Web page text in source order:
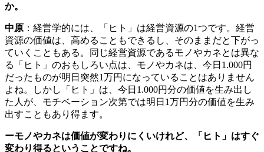
か。
中原 ：経営学的には、「ヒト」は経営資源の1つです。経営
資源の価値は、高めることもできるし、そのままだと下がっ
ていくこともある。同じ経営資源であるモノやカネとは異な
る「ヒト」のおもしろい点は、モノやカネは、今日1.000円
だったものが明日突然1万円になっていることはありません
よね。しかし「ヒト」は、今日1.000円分の価値を生み出し
た人が、モチベーション次第では明日1万円分の価値を生み
出すこともあり得ます。
ーモノやカネは価値が変わりにくいけれど、「ヒト」はすぐ
変わり得るということですね。